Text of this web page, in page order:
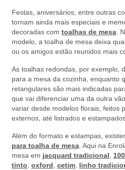
Festas, aniversários, entre outras
tornam ainda mais especiais e
decoradas com toalhas de mesa.
modelo, a toalha de mesa deixa
ou os amigos estão reunidos mais
As toalhas redondas, por exemplo,
para a mesa da cozinha, enquanto
retangulares são mais indicadas
que vai diferenciar uma da outra
variar desde modelos florais, feitos
externos, até listrados e
Além do formato e estampas,
para toalha de mesa. Aqui na
mesa em jacquard tradicional,
tinto, oxford, cetim, linho